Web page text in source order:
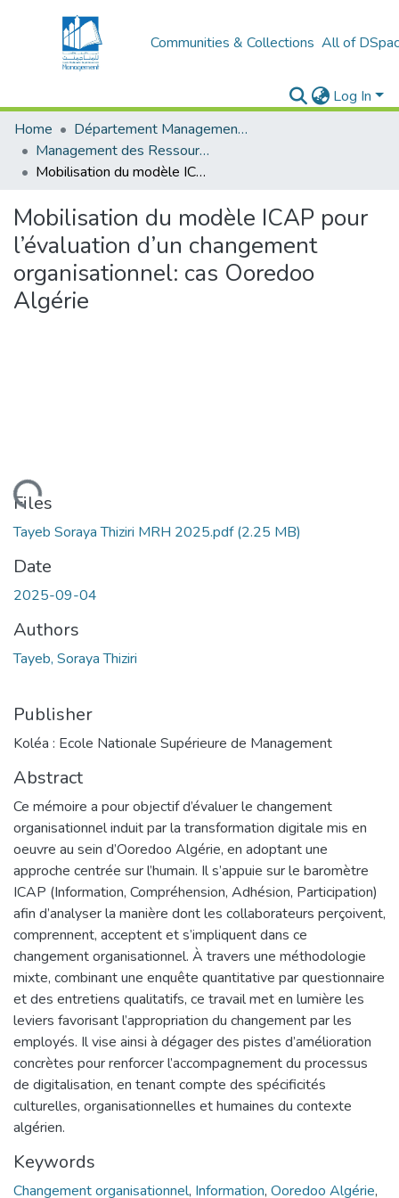
Communities & Collections All of
Log In
Home
Département Management et Entrepreneuriat
Management des Ressources Humaines (MRH)
Mobilisation du modèle ICAP pour l’évaluation d’un changement organisationnel: cas Ooredoo Algérie
Mobilisation du modèle ICAP pour
l’évaluation d’un changement
organisationnel: cas Ooredoo
Algérie
Loading...
Files
Tayeb Soraya Thiziri MRH 2025.pdf(2.25 MB)
Date
2025-09-04
Authors
Tayeb, Soraya Thiziri
Publisher
Koléa : Ecole Nationale Supérieure de Management
Abstract
Ce mémoire a pour objectif d’évaluer le changement
organisationnel induit par la transformation digitale mis en
oeuvre au sein d’Ooredoo Algérie, en adoptant une
approche centrée sur l’humain. Il s’appuie sur le baromètre
ICAP (Information, Compréhension, Adhésion, Participation)
afin d’analyser la manière dont les collaborateurs perçoivent,
comprennent, acceptent et s’impliquent dans ce
changement organisationnel. À travers une méthodologie
mixte, combinant une enquête quantitative par questionnaire
et des entretiens qualitatifs, ce travail met en lumière les
leviers favorisant l’appropriation du changement par les
employés. Il vise ainsi à dégager des pistes d’amélioration
concrètes pour renforcer l’accompagnement du processus
de digitalisation, en tenant compte des spécificités
culturelles, organisationnelles et humaines du contexte
algérien.
Keywords
Changement organisationnel, Information, Ooredoo Algérie,